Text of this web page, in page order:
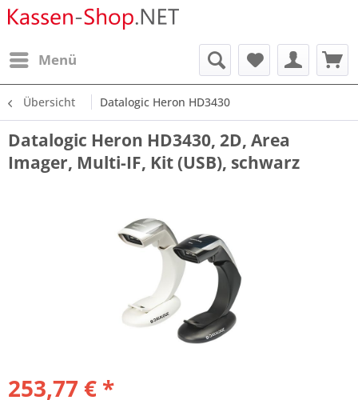
Menü
Übersicht Datalogic Heron HD3430
Datalogic Heron HD3430, 2D, Area
Imager, Multi-IF, Kit (USB), schwarz
253,77 € *